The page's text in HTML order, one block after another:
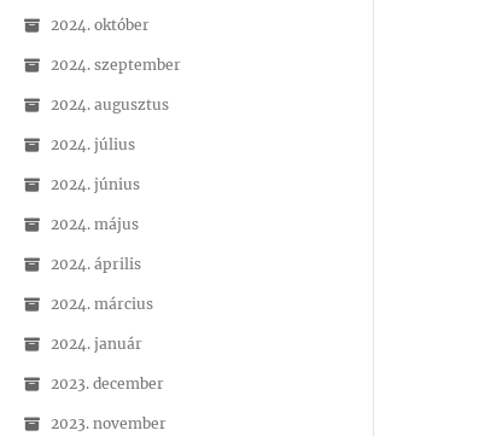
2024. október
2024. szeptember
2024. augusztus
2024. július
2024. június
2024. május
2024. április
2024. március
2024. január
2023. december
2023. november